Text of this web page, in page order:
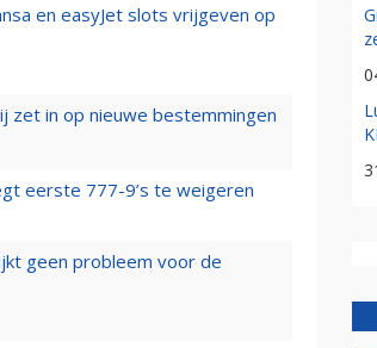
en easyJet slots vrijgeven op
zet in op nieuwe bestemmingen
eerste 777-9’s te weigeren
geen probleem voor de